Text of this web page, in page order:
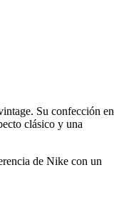
Su confección en
clásico y una
de Nike con un